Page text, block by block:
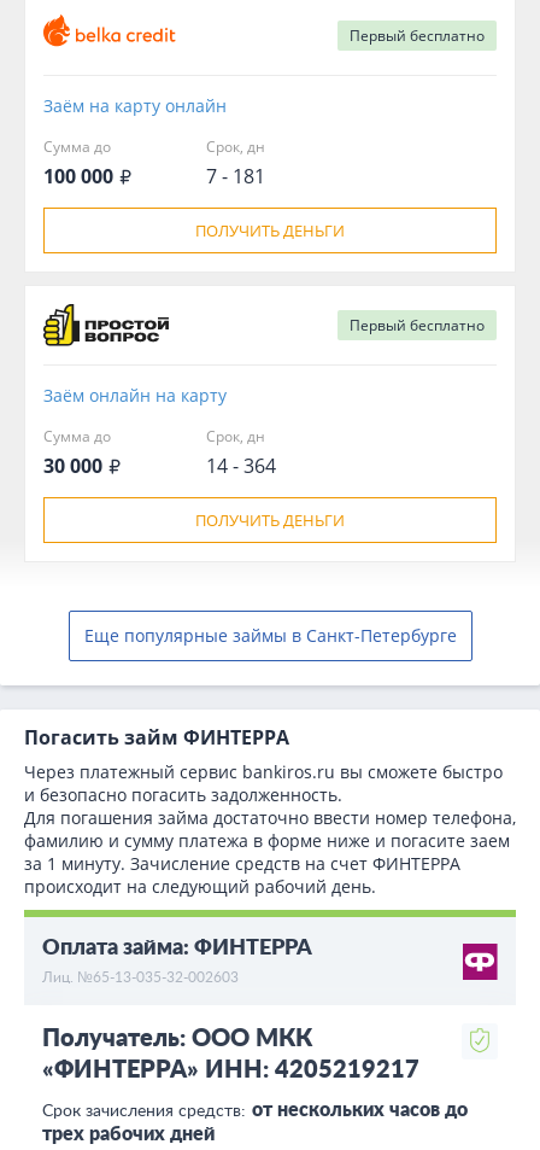
Первый бесплатно
Заём на карту онлайн
Сумма до
100 000
Срок, дн
7 - 181
ПОЛУЧИТЬ ДЕНЬГИ
Первый бесплатно
Заём онлайн на карту
Сумма до
30 000
Срок, дн
14 - 364
ПОЛУЧИТЬ ДЕНЬГИ
Еще популярные займы в Санкт-Петербурге
Погасить займ ФИНТЕРРА
Через платежный сервис bаnkiros.ru вы сможете быстро
и безопасно погасить задолженность.
Для погашения займа достаточно ввести номер телефона,
фамилию и сумму платежа в форме ниже и погасите заем
за 1 минуту. Зачисление средств на счет ФИНТЕРРА
происходит на следующий рабочий день.